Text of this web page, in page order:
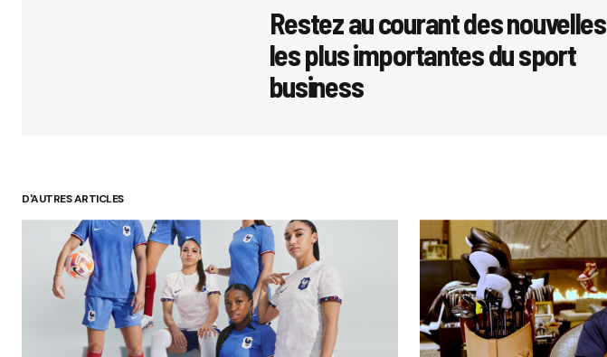
Restez au courant des nouvelles
les plus importantes du sport
business
D'AUTRES ARTICLES